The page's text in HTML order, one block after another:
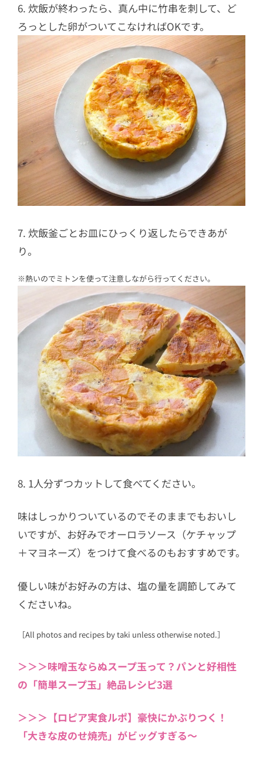
6. 炊飯が終わったら、真ん中に竹串を刺して、ど
ろっとした卵がついてこなければOKです。
7. 炊飯釜ごとお皿にひっくり返したらできあが
り。
※熱いのでミトンを使って注意しながら行ってください。
8. 1人分ずつカットして食べてください。
味はしっかりついているのでそのままでもおいし
いですが、お好みでオーロラソース（ケチャップ
＋マヨネーズ）をつけて食べるのもおすすめです。
優しい味がお好みの方は、塩の量を調節してみて
くださいね。
［All photos and recipes by taki unless otherwise noted.］
＞＞＞味噌玉ならぬスープ玉って？パンと好相性
の「簡単スープ玉」絶品レシピ3選
＞＞＞【ロピア実食ルポ】豪快にかぶりつく！
「大きな皮のせ焼売」がビッグすぎる～